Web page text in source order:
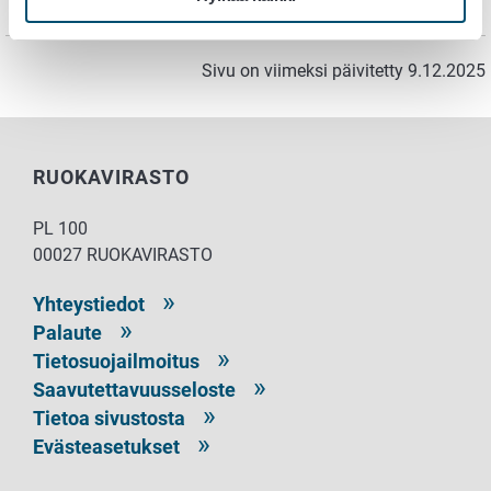
Eläinala Kasvit
Sivu on viimeksi päivitetty 9.12.2025
RUOKAVIRASTO
PL 100
00027 RUOKAVIRASTO
Yhteystiedot
Palaute
Tietosuojailmoitus
Saavutettavuusseloste
Tietoa sivustosta
Evästeasetukset